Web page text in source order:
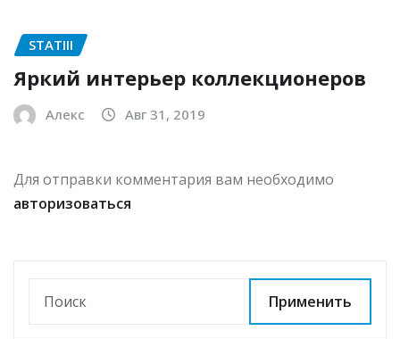
STATIII
Яркий интерьер коллекционеров
Алекс Авг 31, 2019
Для отправки комментария вам необходимо
авторизоваться
Применить